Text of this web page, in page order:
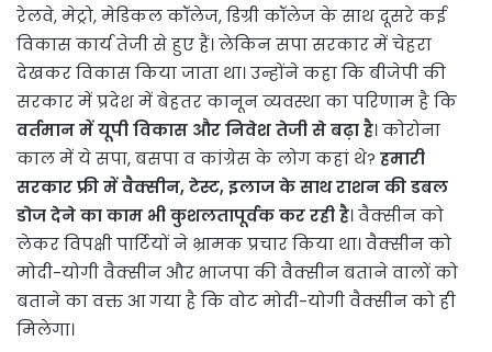
रेलवे, मेट्रो, मेडिकल कॉलेज, डिग्री कॉलेज के साथ दूसरे कई
विकास कार्य तेजी से हुए हैं। लेकिन सपा सरकार में चेहरा
देखकर विकास किया जाता था। उन्होंने कहा कि बीजेपी की
सरकार में प्रदेश में बेहतर कानून व्यवस्था का परिणाम है कि
वर्तमान में यूपी विकास और निवेश तेजी से बढ़ा है। कोरोना
काल में ये सपा, बसपा व कांग्रेस के लोग कहां थे? हमारी
सरकार फ्री में वैक्सीन, टेस्ट, इलाज के साथ राशन की डबल
डोज देने का काम भी कुशलतापूर्वक कर रही है। वैक्सीन को
लेकर विपक्षी पार्टियों ने भ्रामक प्रचार किया था। वैक्सीन को
मोदी-योगी वैक्सीन और भाजपा की वैक्सीन बताने वालों को
बताने का वक्त आ गया है कि वोट मोदी-योगी वैक्सीन को ही
मिलेगा।